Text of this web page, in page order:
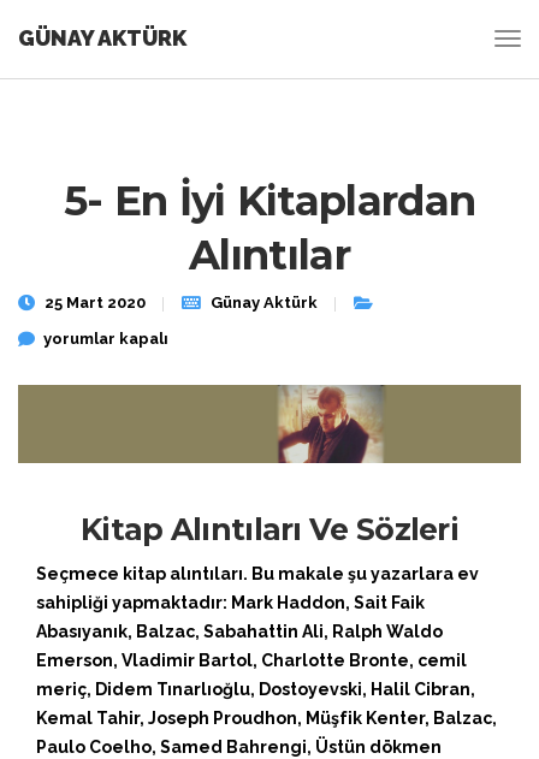
GÜNAY AKTÜRK
5- En İyi Kitaplardan
Alıntılar
25 Mart 2020
Günay Aktürk
5- En İyi Kitaplardan Alıntılar için
yorumlar kapalı
Kitap Alıntıları Ve Sözleri
Seçmece kitap alıntıları. Bu makale şu yazarlara ev
sahipliği yapmaktadır: Mark Haddon, Sait Faik
Abasıyanık, Balzac, Sabahattin Ali, Ralph Waldo
Emerson, Vladimir Bartol, Charlotte Bronte, cemil
meriç, Didem Tınarlıoğlu, Dostoyevski, Halil Cibran,
Kemal Tahir, Joseph Proudhon, Müşfik Kenter, Balzac,
Paulo Coelho, Samed Bahrengi, Üstün dökmen